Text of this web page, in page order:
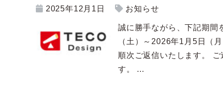
2025年12月1日 お知らせ
誠に勝手ながら、下記期間
（土）～2026年1月5日（
順次ご返信いたします。
す。 ...